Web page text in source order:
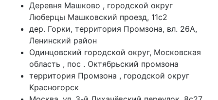
Деревня Машково , городской округ
Люберцы Машковский проезд, 11с2
дер. Горки, территория Промзона, вл. 26А,
Ленинский район
Одинцовский городской округ, Московская
область , пос . Октябрьский промзона
территория Промзона , городской округ
Красногорск